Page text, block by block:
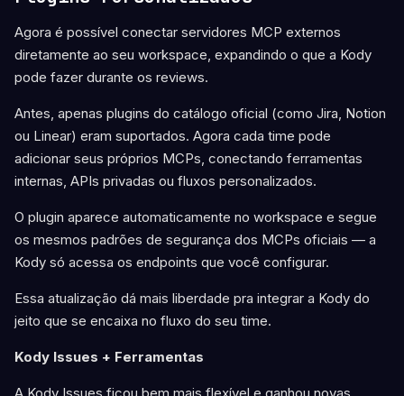
Agora é possível conectar servidores MCP externos
diretamente ao seu workspace, expandindo o que a Kody
pode fazer durante os reviews.
Antes, apenas plugins do catálogo oficial (como Jira, Notion
ou Linear) eram suportados. Agora cada time pode
adicionar seus próprios MCPs, conectando ferramentas
internas, APIs privadas ou fluxos personalizados.
O plugin aparece automaticamente no workspace e segue
os mesmos padrões de segurança dos MCPs oficiais — a
Kody só acessa os endpoints que você configurar.
Essa atualização dá mais liberdade pra integrar a Kody do
jeito que se encaixa no fluxo do seu time.
Kody Issues + Ferramentas